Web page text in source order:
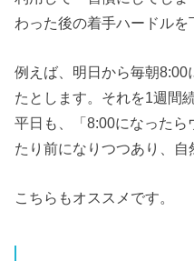
わった後の着手ハードルを
例えば、明日から毎朝
たとします。それを1週間
平日も、「8:00になったら
たり前になりつつあり、自
こちらもオススメです。